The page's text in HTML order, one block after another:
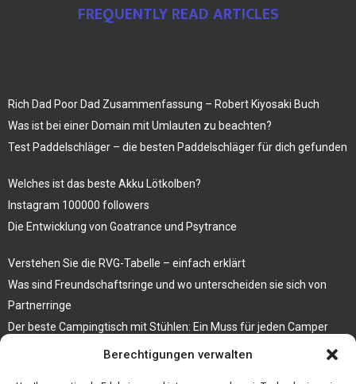
Berechtigungen verwalten
FREQUENTLY READ ARTICLES
Rich Dad Poor Dad Zusammenfassung – Robert Kiyosaki Buch
Was ist bei einer Domain mit Umlauten zu beachten?
Test Paddelschläger – die besten Paddelschläger für dich gefunden
Welches ist das beste Akku Lötkolben?
Instagram 100000 followers
Die Entwicklung von Goatrance und Psytrance
Verstehen Sie die RVG-Tabelle – einfach erklärt
Was sind Freundschaftsringe und wo unterscheiden sie sich von
Partnerringe
Der beste Campingtisch mit Stühlen: Ein Muss für jeden Camper
Die Küche als Platz der Gemeinschaft